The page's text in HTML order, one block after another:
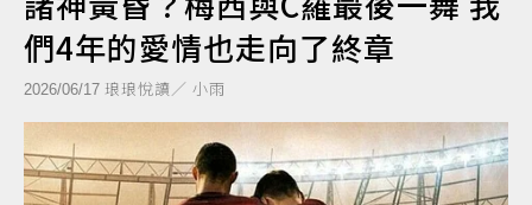
們4年的愛情也走向了終章
2026/06/17 琅琅悅讀／ 小雨